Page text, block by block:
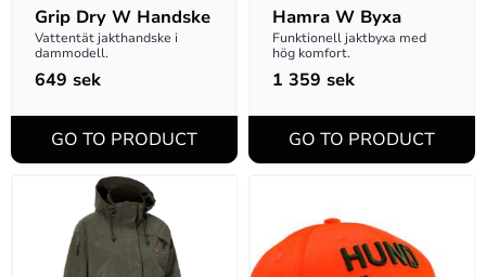
Grip Dry W Handske
Vattentät jakthandske i
dammodell.
649 sek
Hamra W Byxa
Funktionell jaktbyxa med
hög komfort.
1 359 sek